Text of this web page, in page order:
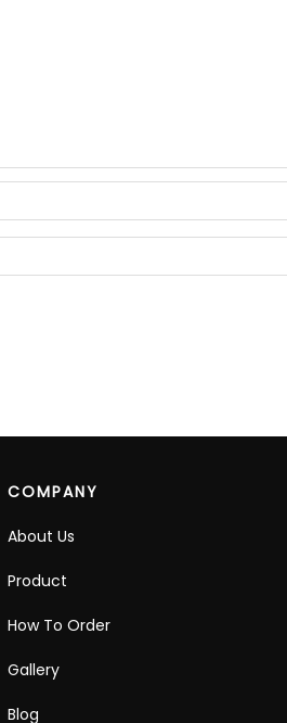
COMPANY
About Us
Product
How To Order
Gallery
Blog